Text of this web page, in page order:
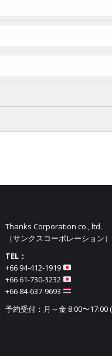
Thanks Corporation co., ltd.
（サンクスコーポレーション）
TEL：
+66 94-412-1919​
+66 61-730-3232
+66 84-637-9693
予約受付：月～金 8:00〜17:00